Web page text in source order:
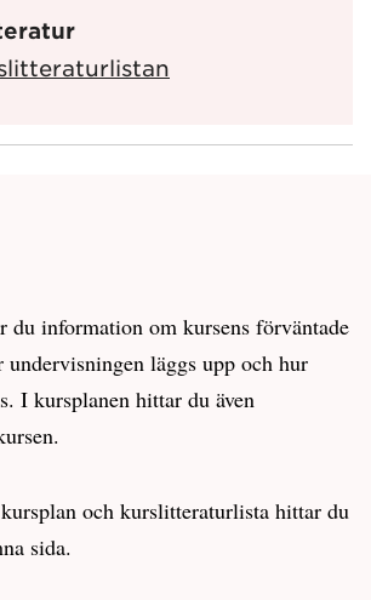
du information om kursens förväntade
undervisningen läggs upp och hur
I kursplanen hittar du även
och kurslitteraturlista hittar du
sida.